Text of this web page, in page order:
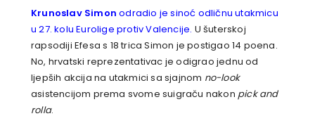
Krunoslav Simon odradio je sinoć odličnu utakmicu
u 27. kolu Eurolige protiv Valencije. U šuterskoj
rapsodiji Efesa s 18 trica Simon je postigao 14 poena.
No, hrvatski reprezentativac je odigrao jednu od
ljepših akcija na utakmici sa sjajnom no-look
asistencijom prema svome suigraču nakon pick and
rolla.